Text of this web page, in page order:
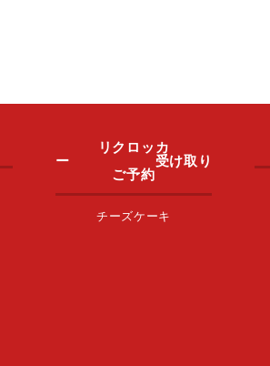
リクロッカ
ー 受け取り
ご予約
チーズケーキ